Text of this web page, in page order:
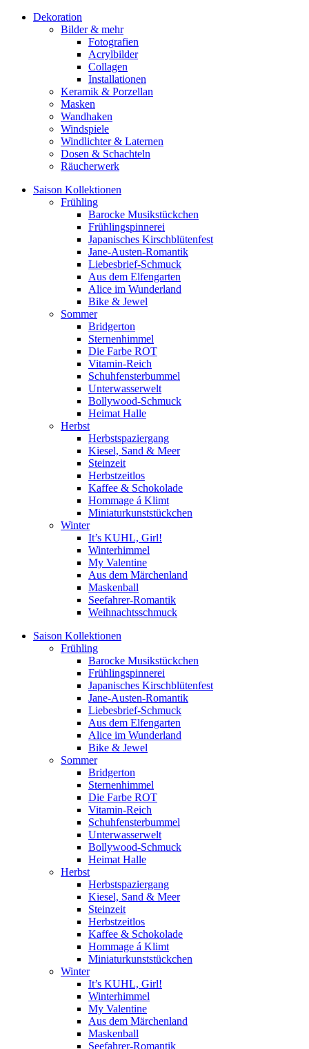
Dekoration
Bilder & mehr
Fotografien
Acrylbilder
Collagen
Installationen
Keramik & Porzellan
Masken
Wandhaken
Windspiele
Windlichter & Laternen
Dosen & Schachteln
Räucherwerk
Saison Kollektionen
Frühling
Barocke Musikstückchen
Frühlingspinnerei
Japanisches Kirschblütenfest
Jane-Austen-Romantik
Liebesbrief-Schmuck
Aus dem Elfengarten
Alice im Wunderland
Bike & Jewel
Sommer
Bridgerton
Sternenhimmel
Die Farbe ROT
Vitamin-Reich
Schuhfensterbummel
Unterwasserwelt
Bollywood-Schmuck
Heimat Halle
Herbst
Herbstspaziergang
Kiesel, Sand & Meer
Steinzeit
Herbstzeitlos
Kaffee & Schokolade
Hommage á Klimt
Miniaturkunststückchen
Winter
It’s KUHL, Girl!
Winterhimmel
My Valentine
Aus dem Märchenland
Maskenball
Seefahrer-Romantik
Weihnachtsschmuck
Saison Kollektionen
Frühling
Barocke Musikstückchen
Frühlingspinnerei
Japanisches Kirschblütenfest
Jane-Austen-Romantik
Liebesbrief-Schmuck
Aus dem Elfengarten
Alice im Wunderland
Bike & Jewel
Sommer
Bridgerton
Sternenhimmel
Die Farbe ROT
Vitamin-Reich
Schuhfensterbummel
Unterwasserwelt
Bollywood-Schmuck
Heimat Halle
Herbst
Herbstspaziergang
Kiesel, Sand & Meer
Steinzeit
Herbstzeitlos
Kaffee & Schokolade
Hommage á Klimt
Miniaturkunststückchen
Winter
It’s KUHL, Girl!
Winterhimmel
My Valentine
Aus dem Märchenland
Maskenball
Seefahrer-Romantik